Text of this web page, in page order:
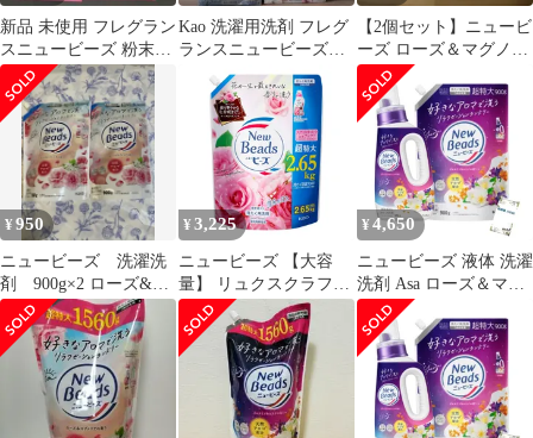
新品 未使用 フレグラン
スニュービーズ 粉末洗
剤 800g まとめ売り
Kao 洗濯用洗剤 フレグ
ランスニュービーズ
800g 5箱セット
【2個セット】ニュービ
ーズ ローズ＆マグノリ
アの香り 900g
¥950
ニュービーズ 洗濯洗
剤 900g×2 ローズ&マ
グノリアの香り
¥ 3,225
ニュービーズ 【大容
量】 リュクスクラフト
消臭&白さ 七分咲きロ
ーズの香り配合
¥ 4,650
ニュービーズ 液体 洗濯
洗剤 Asa ローズ＆マグ
ノリア 詰め替え1560g 2
個セット +咲耶姫
STOREオリジナルくじ
[ローズ＆マグノリア]
[詰め替え1560g 2個セ
ット]